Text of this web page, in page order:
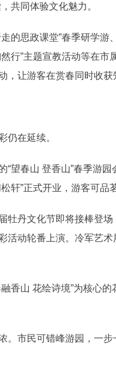
共同体验文化魅力。
思政课堂”春季研学游、
行”主题宣教活动等在
，让游客在赏春同时收获
在延续。
春山 登香山”春季游园
轩”正式开业，游客可品
丹文化节即将接棒登场
活动轮番上演。冷军艺
山 花绘诗境”为核心的
市民可错峰游园，一步